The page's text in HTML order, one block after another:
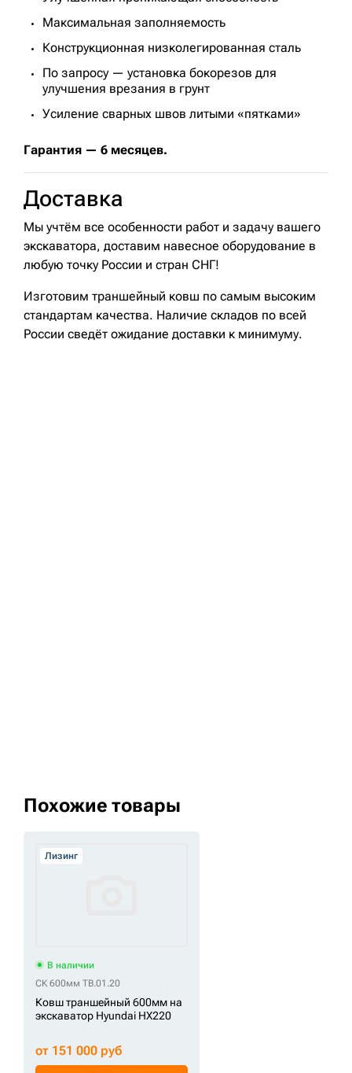
Максимальная заполняемость
Конструкционная низколегированная сталь
По запросу — установка бокорезов для
улучшения врезания в грунт
Усиление сварных швов литыми «пятками»
Гарантия — 6 месяцев.
Доставка
Мы учтём все особенности работ и задачу вашего
экскаватора, доставим навесное оборудование в
любую точку России и стран СНГ!
Изготовим траншейный ковш по самым высоким
стандартам качества. Наличие складов по всей
России сведёт ожидание доставки к минимуму.
Похожие товары
Лизинг
В наличии
СК 600мм TB.01.20
Ковш траншейный 600мм на
экскаватор Hyundai HX220
от 151 000 руб